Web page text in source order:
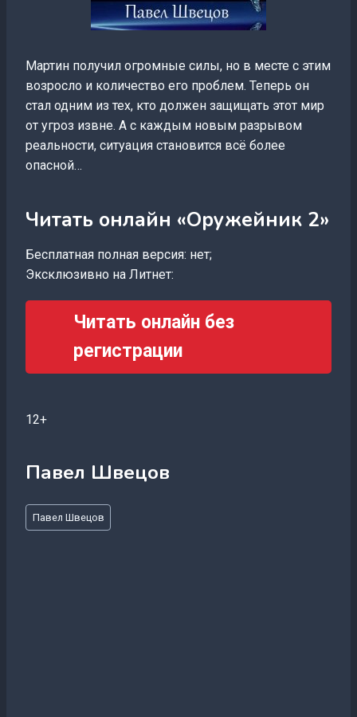
Мартин получил огромные силы, но в месте с этим
возросло и количество его проблем. Теперь он
стал одним из тех, кто должен защищать этот мир
от угроз извне. А с каждым новым разрывом
реальности, ситуация становится всё более
опасной…
Читать онлайн «Оружейник 2»
Бесплатная полная версия: нет;
Эксклюзивно на Литнет:
Читать онлайн без
регистрации
12+
Павел Швецов
Метки
записи:
Павел Швецов